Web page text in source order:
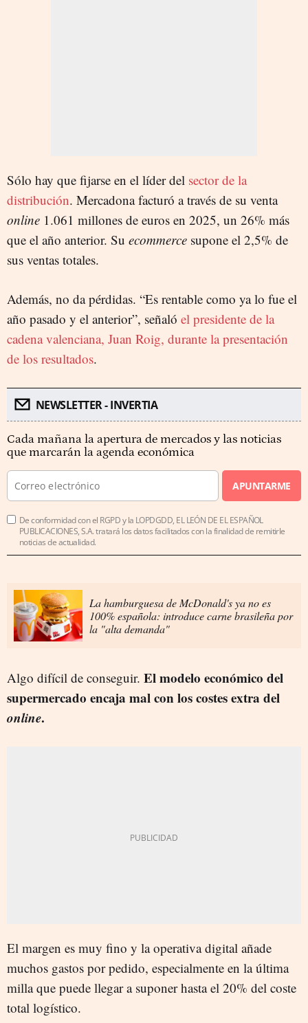
Sólo hay que fijarse en el líder del sector de la
distribución. Mercadona facturó a través de su venta
online 1.061 millones de euros en 2025, un 26% más
que el año anterior. Su ecommerce supone el 2,5% de
sus ventas totales.
Además, no da pérdidas. “Es rentable como ya lo fue el
año pasado y el anterior”, señaló el presidente de la
cadena valenciana, Juan Roig, durante la presentación
de los resultados.
NEWSLETTER - INVERTIA
Cada mañana la apertura de mercados y las noticias
que marcarán la agenda económica
APUNTARME
De conformidad con el RGPD y la LOPDGDD, EL LEÓN DE EL ESPAÑOL
PUBLICACIONES, S.A. tratará los datos facilitados con la finalidad de remitirle
noticias de actualidad.
La hamburguesa de McDonald's ya no es
100% española: introduce carne brasileña por
la "alta demanda"
Algo difícil de conseguir. El modelo económico del
supermercado encaja mal con los costes extra del
online.
El margen es muy fino y la operativa digital añade
muchos gastos por pedido, especialmente en la última
milla que puede llegar a suponer hasta el 20% del coste
total logístico.